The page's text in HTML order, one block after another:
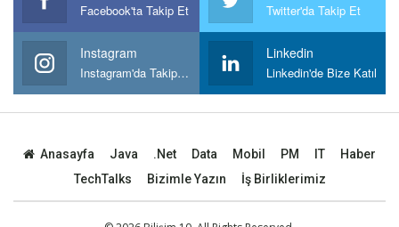
Facebook'ta Takip Et Twitter'da Takip Et
Instagram
Instagram'da Takipt Et
Linkedin
Linkedin'de Bize Katıl
Anasayfa Java .Net Data Mobil PM IT
Haber
TechTalks
Bizimle Yazın İş Birliklerimiz